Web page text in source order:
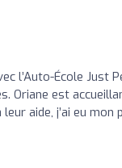
l’Auto-École
Oriane est
aide, j’ai eu